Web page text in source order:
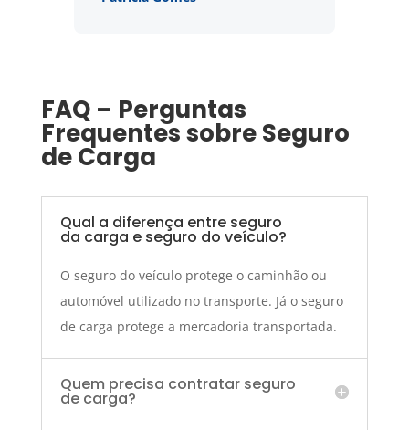
FAQ – Perguntas
Frequentes sobre Seguro
de Carga
Qual a diferença entre seguro
da carga e seguro do veículo?
O seguro do veículo protege o caminhão ou
automóvel utilizado no transporte. Já o seguro
de carga protege a mercadoria transportada.
Quem precisa contratar seguro
de carga?